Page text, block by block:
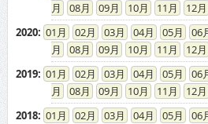
08
09 10 11
12
2020: 01 02 03 04 05 06
08
09 10 11
12
2019: 01 02 03 04 05 06
08
09 10 11
12
2018: 01 02 03 04 05 06